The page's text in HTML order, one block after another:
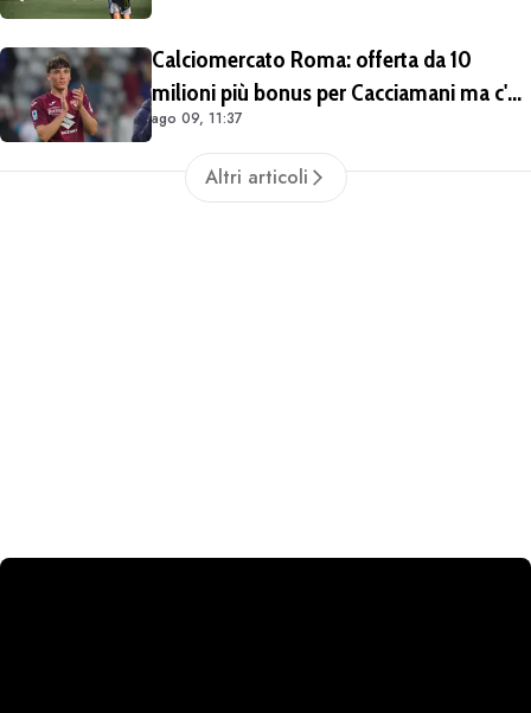
Calciomercato Roma: offerta da 10
milioni più bonus per Cacciamani ma c'è
distanza, interesse anche dell'Inter.
Cherubini vicino al Benevento
ago 09, 11:37
Altri articoli